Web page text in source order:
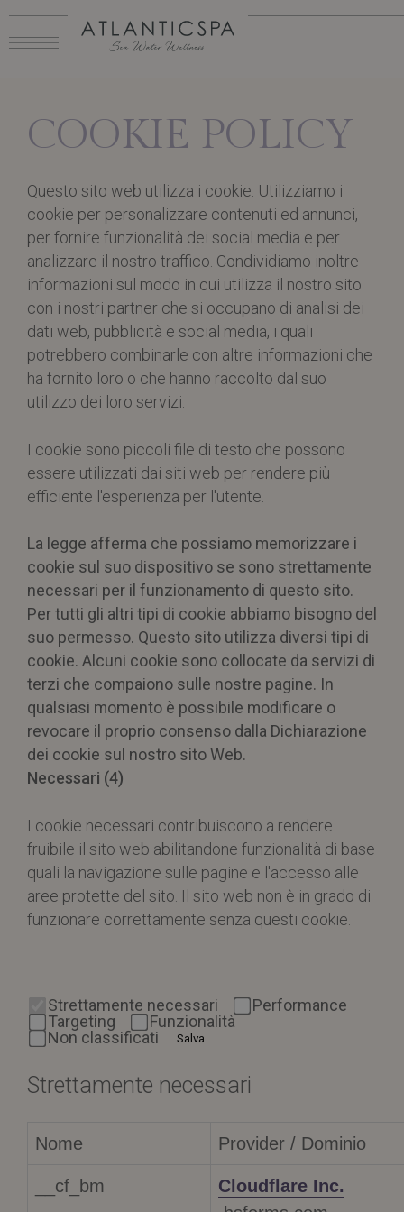
COOKIE POLICY
Questo sito web utilizza i cookie. Utilizziamo i
cookie per personalizzare contenuti ed annunci,
per fornire funzionalità dei social media e per
analizzare il nostro traffico. Condividiamo inoltre
informazioni sul modo in cui utilizza il nostro sito
con i nostri partner che si occupano di analisi dei
dati web, pubblicità e social media, i quali
potrebbero combinarle con altre informazioni che
ha fornito loro o che hanno raccolto dal suo
utilizzo dei loro servizi.
I cookie sono piccoli file di testo che possono
essere utilizzati dai siti web per rendere più
efficiente l'esperienza per l'utente.
La legge afferma che possiamo memorizzare i
cookie sul suo dispositivo se sono strettamente
necessari per il funzionamento di questo sito.
Per tutti gli altri tipi di cookie abbiamo bisogno del
suo permesso. Questo sito utilizza diversi tipi di
cookie. Alcuni cookie sono collocate da servizi di
terzi che compaiono sulle nostre pagine. In
qualsiasi momento è possibile modificare o
revocare il proprio consenso dalla Dichiarazione
dei cookie sul nostro sito Web.
Necessari (4)
I cookie necessari contribuiscono a rendere
fruibile il sito web abilitandone funzionalità di base
quali la navigazione sulle pagine e l'accesso alle
aree protette del sito. Il sito web non è in grado di
funzionare correttamente senza questi cookie.
Strettamente necessari
Performance
Targeting
Funzionalità
Non classificati
Salva
Strettamente necessari
Nome Provider / Dominio
__cf_bm
Cloudflare Inc.